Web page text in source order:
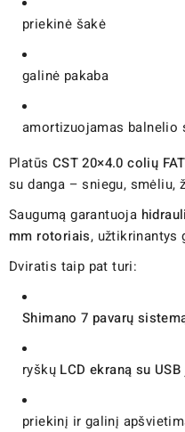
priekinė šakė
galinė pakaba
amortizuojamas balnelio
Platūs CST 20×4.0 colių
su danga – sniegu, smėliu,
Saugumą garantuoja
mm rotoriais, užtikrinantys
Dviratis taip pat turi:
Shimano 7 pavarų
ryškų LCD ekraną su
priekinį ir galinį